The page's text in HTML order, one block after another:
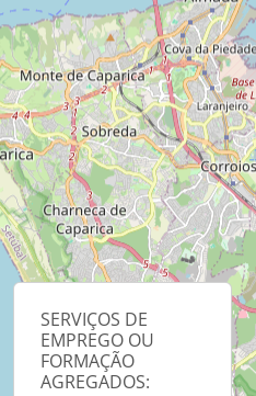
SERVIÇOS DE
EMPREGO OU
FORMAÇÃO
AGREGADOS: